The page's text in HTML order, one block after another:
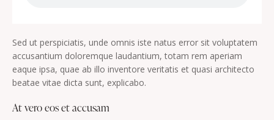
Sed ut perspiciatis, unde omnis iste natus error sit voluptatem
accusantium doloremque laudantium, totam rem aperiam
eaque ipsa, quae ab illo inventore veritatis et quasi architecto
beatae vitae dicta sunt, explicabo.
At vero eos et accusam